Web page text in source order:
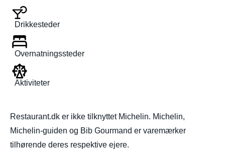
Drikkesteder
Overnatningssteder
Aktiviteter
Restaurant.dk er ikke tilknyttet Michelin. Michelin,
Michelin-guiden og Bib Gourmand er varemærker
tilhørende deres respektive ejere.